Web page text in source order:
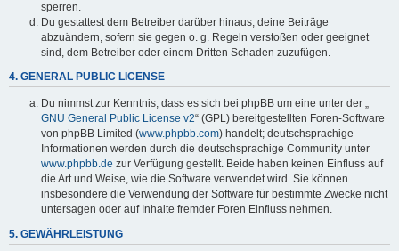
sperren.
Du gestattest dem Betreiber darüber hinaus, deine Beiträge
abzuändern, sofern sie gegen o. g. Regeln verstoßen oder geeignet
sind, dem Betreiber oder einem Dritten Schaden zuzufügen.
4. GENERAL PUBLIC LICENSE
Du nimmst zur Kenntnis, dass es sich bei phpBB um eine unter der „
GNU General Public License v2“ (GPL) bereitgestellten Foren-Software
von phpBB Limited (www.phpbb.com) handelt; deutschsprachige
Informationen werden durch die deutschsprachige Community unter
www.phpbb.de zur Verfügung gestellt. Beide haben keinen Einfluss auf
die Art und Weise, wie die Software verwendet wird. Sie können
insbesondere die Verwendung der Software für bestimmte Zwecke nicht
untersagen oder auf Inhalte fremder Foren Einfluss nehmen.
5. GEWÄHRLEISTUNG